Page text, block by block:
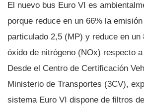
El nuevo bus Euro VI es
porque reduce en un 66% la
particulado 2,5 (MP) y reduce en un
óxido de nitrógeno (NOx) respecto
Desde el Centro de Certificación
Ministerio de Transportes (3CV),
sistema Euro VI dispone de filtros